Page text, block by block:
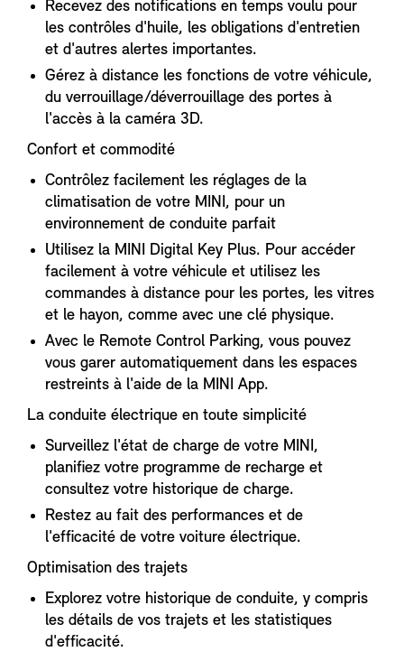
Recevez des notifications en temps voulu pour
les contrôles d'huile, les obligations d'entretien
et d'autres alertes importantes.
Gérez à distance les fonctions de votre véhicule,
du verrouillage/déverrouillage des portes à
l'accès à la caméra 3D.
Confort et commodité
Contrôlez facilement les réglages de la
climatisation de votre MINI, pour un
environnement de conduite parfait
Utilisez la MINI Digital Key Plus. Pour accéder
facilement à votre véhicule et utilisez les
commandes à distance pour les portes, les vitres
et le hayon, comme avec une clé physique.
Avec le Remote Control Parking, vous pouvez
vous garer automatiquement dans les espaces
restreints à l'aide de la MINI App.
La conduite électrique en toute simplicité
Surveillez l'état de charge de votre MINI,
planifiez votre programme de recharge et
consultez votre historique de charge.
Restez au fait des performances et de
l'efficacité de votre voiture électrique.
Optimisation des trajets
Explorez votre historique de conduite, y compris
les détails de vos trajets et les statistiques
d'efficacité.